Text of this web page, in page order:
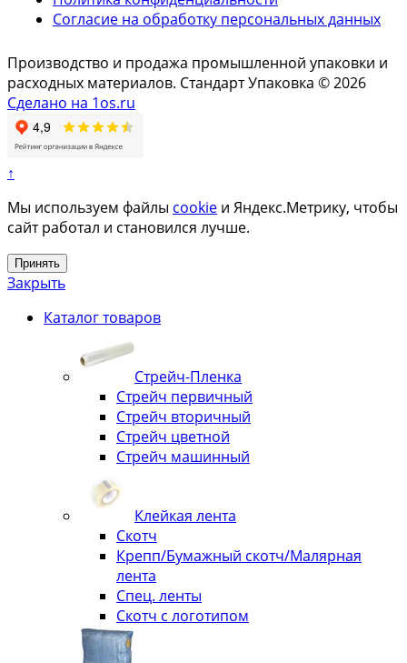
Согласие на обработку персональных данных
Производство и продажа промышленной упаковки и
расходных материалов. Стандарт Упаковка © 2026
Сделано на 1os.ru
↑
Мы используем файлы cookie и Яндекс.Метрику, чтобы
сайт работал и становился лучше.
Принять
Закрыть
Каталог товаров
Стрейч-Пленка
Стрейч первичный
Стрейч вторичный
Стрейч цветной
Стрейч машинный
Клейкая лента
Скотч
Крепп/Бумажный скотч/Малярная
лента
Спец. ленты
Скотч с логотипом